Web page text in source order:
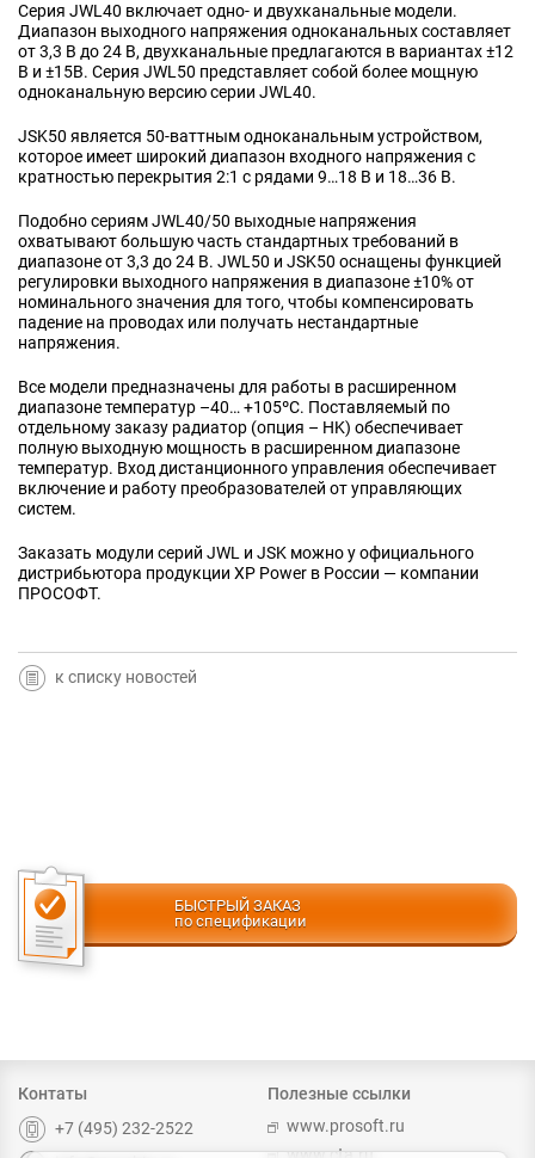
БЫСТРЫЙ ЗАКАЗ
по спецификации
Серия JWL40 включает одно- и двухканальные модели.
Диапазон выходного напряжения одноканальных составляет
от 3,3 В до 24 В, двухканальные предлагаются в вариантах ±12
В и ±15В. Серия JWL50 представляет собой более мощную
одноканальную версию серии JWL40.
JSK50 является 50-ваттным одноканальным устройством,
которое имеет широкий диапазон входного напряжения с
кратностью перекрытия 2:1 с рядами 9…18 В и 18…36 В.
Подобно сериям JWL40/50 выходные напряжения
охватывают большую часть стандартных требований в
диапазоне от 3,3 до 24 В. JWL50 и JSK50 оснащены функцией
регулировки выходного напряжения в диапазоне ±10% от
номинального значения для того, чтобы компенсировать
падение на проводах или получать нестандартные
напряжения.
Все модели предназначены для работы в расширенном
диапазоне температур –40… +105ºC. Поставляемый по
отдельному заказу радиатор (опция – HK) обеспечивает
полную выходную мощность в расширенном диапазоне
температур. Вход дистанционного управления обеспечивает
включение и работу преобразователей от управляющих
систем.
Заказать модули серий JWL и JSK можно у официального
дистрибьютора продукции XP Power в России — компании
ПРОСОФТ.
к списку новостей
Контаты
+7 (495) 232-2522
Полезные ссылки
www.prosoft.ru